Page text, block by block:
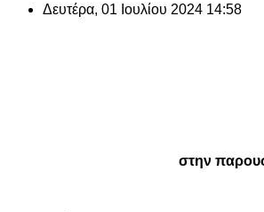
Δευτέρα, 01 Ιουλίου 2024 14:58
στην